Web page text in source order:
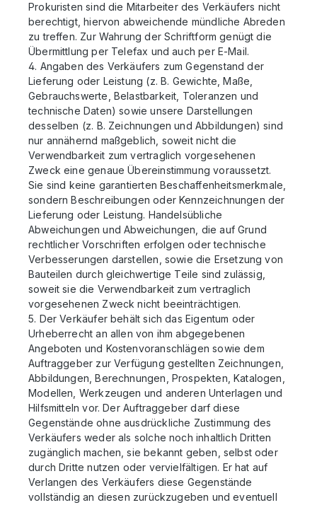
Prokuristen sind die Mitarbeiter des Verkäufers nicht
berechtigt, hiervon abweichende mündliche Abreden
zu treffen. Zur Wahrung der Schriftform genügt die
Übermittlung per Telefax und auch per E-Mail.
4. Angaben des Verkäufers zum Gegenstand der
Lieferung oder Leistung (z. B. Gewichte, Maße,
Gebrauchswerte, Belastbarkeit, Toleranzen und
technische Daten) sowie unsere Darstellungen
desselben (z. B. Zeichnungen und Abbildungen) sind
nur annähernd maßgeblich, soweit nicht die
Verwendbarkeit zum vertraglich vorgesehenen
Zweck eine genaue Übereinstimmung voraussetzt.
Sie sind keine garantierten Beschaffenheitsmerkmale,
sondern Beschreibungen oder Kennzeichnungen der
Lieferung oder Leistung. Handelsübliche
Abweichungen und Abweichungen, die auf Grund
rechtlicher Vorschriften erfolgen oder technische
Verbesserungen darstellen, sowie die Ersetzung von
Bauteilen durch gleichwertige Teile sind zulässig,
soweit sie die Verwendbarkeit zum vertraglich
vorgesehenen Zweck nicht beeinträchtigen.
5. Der Verkäufer behält sich das Eigentum oder
Urheberrecht an allen von ihm abgegebenen
Angeboten und Kostenvoranschlägen sowie dem
Auftraggeber zur Verfügung gestellten Zeichnungen,
Abbildungen, Berechnungen, Prospekten, Katalogen,
Modellen, Werkzeugen und anderen Unterlagen und
Hilfsmitteln vor. Der Auftraggeber darf diese
Gegenstände ohne ausdrückliche Zustimmung des
Verkäufers weder als solche noch inhaltlich Dritten
zugänglich machen, sie bekannt geben, selbst oder
durch Dritte nutzen oder vervielfältigen. Er hat auf
Verlangen des Verkäufers diese Gegenstände
vollständig an diesen zurückzugeben und eventuell